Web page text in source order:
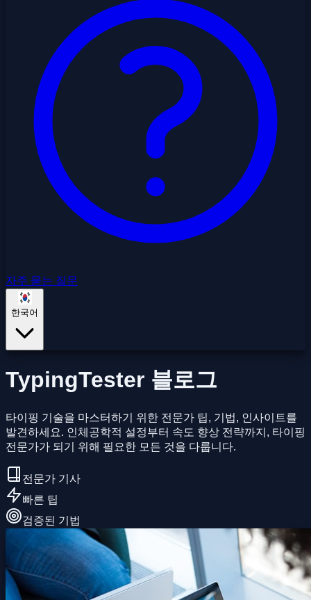
자주 묻는 질문
한국어
TypingTester 블로그
타이핑 기술을 마스터하기 위한 전문가 팁, 기법, 인사이트를
발견하세요. 인체공학적 설정부터 속도 향상 전략까지, 타이핑
전문가가 되기 위해 필요한 모든 것을 다룹니다.
전문가 기사
빠른 팁
검증된 기법